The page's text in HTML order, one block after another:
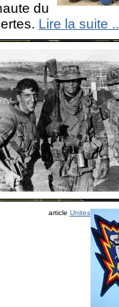
du
Lire la suite
article Unites